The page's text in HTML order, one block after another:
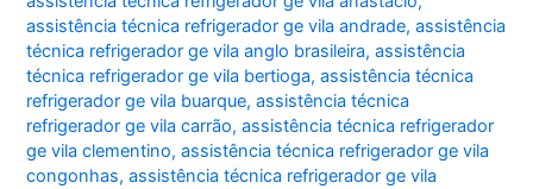
assistência técnica refrigerador ge vila andrade,assistência
técnica refrigerador ge vila anglo brasileira,assistência
técnica refrigerador ge vila bertioga,assistência técnica
refrigerador ge vila buarque,assistência técnica
refrigerador ge vila carrão,assistência técnica refrigerador
ge vila clementino,assistência técnica refrigerador ge vila
congonhas,assistência técnica refrigerador ge vila